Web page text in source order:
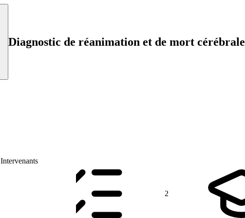
Diagnostic de réanimation et de mort cérébrale
Intervenants
2